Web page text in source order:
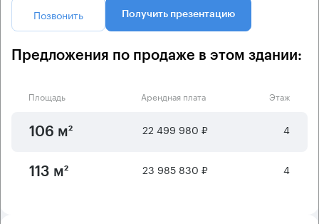
Позвонить Получить презентацию
Предложения по продаже в этом здании:
Площадь Арендная плата Этаж
106 м² 22 499 980 ₽ 4
113 м² 23 985 830 ₽ 4